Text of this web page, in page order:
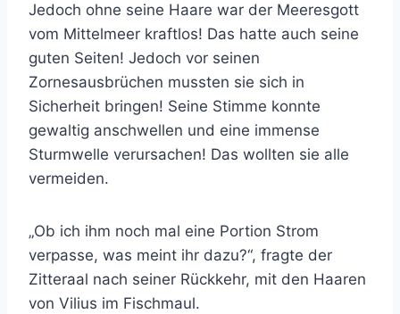
Jedoch ohne seine Haare war der Meeresgott
vom Mittelmeer kraftlos! Das hatte auch seine
guten Seiten! Jedoch vor seinen
Zornesausbrüchen mussten sie sich in
Sicherheit bringen! Seine Stimme konnte
gewaltig anschwellen und eine immense
Sturmwelle verursachen! Das wollten sie alle
vermeiden.
„Ob ich ihm noch mal eine Portion Strom
verpasse, was meint ihr dazu?“, fragte der
Zitteraal nach seiner Rückkehr, mit den Haaren
von Vilius im Fischmaul.